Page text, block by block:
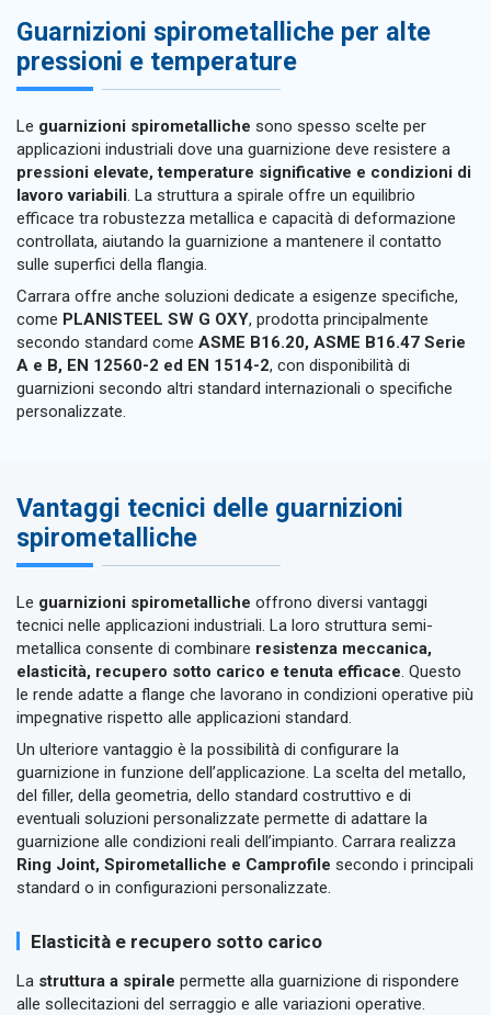
Guarnizioni spirometalliche per alte
pressioni e temperature
Le guarnizioni spirometalliche sono spesso scelte per
applicazioni industriali dove una guarnizione deve resistere a
pressioni elevate, temperature significative e condizioni di
lavoro variabili. La struttura a spirale offre un equilibrio
efficace tra robustezza metallica e capacità di deformazione
controllata, aiutando la guarnizione a mantenere il contatto
sulle superfici della flangia.
Carrara offre anche soluzioni dedicate a esigenze specifiche,
come PLANISTEEL SW G OXY, prodotta principalmente
secondo standard come ASME B16.20, ASME B16.47 Serie
A e B, EN 12560-2 ed EN 1514-2, con disponibilità di
guarnizioni secondo altri standard internazionali o specifiche
personalizzate.
Vantaggi tecnici delle guarnizioni
spirometalliche
Le guarnizioni spirometalliche offrono diversi vantaggi
tecnici nelle applicazioni industriali. La loro struttura semi-
metallica consente di combinare resistenza meccanica,
elasticità, recupero sotto carico e tenuta efficace. Questo
le rende adatte a flange che lavorano in condizioni operative più
impegnative rispetto alle applicazioni standard.
Un ulteriore vantaggio è la possibilità di configurare la
guarnizione in funzione dell’applicazione. La scelta del metallo,
del filler, della geometria, dello standard costruttivo e di
eventuali soluzioni personalizzate permette di adattare la
guarnizione alle condizioni reali dell’impianto. Carrara realizza
Ring Joint, Spirometalliche e Camprofile secondo i principali
standard o in configurazioni personalizzate.
Elasticità e recupero sotto carico
La struttura a spirale permette alla guarnizione di rispondere
alle sollecitazioni del serraggio e alle variazioni operative.